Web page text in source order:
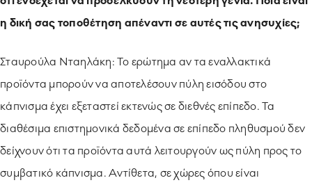
η δική σας τοποθέτηση απέναντι σε αυτές τις ανησυχίες;
Σταυρούλα Νταηλάκη: Το ερώτημα αν τα εναλλακτικά
προϊόντα μπορούν να αποτελέσουν πύλη εισόδου στο
κάπνισμα έχει εξεταστεί εκτενώς σε διεθνές επίπεδο. Τα
διαθέσιμα επιστημονικά δεδομένα σε επίπεδο πληθυσμού δεν
δείχνουν ότι τα προϊόντα αυτά λειτουργούν ως πύλη προς το
συμβατικό κάπνισμα. Αντίθετα, σε χώρες όπου είναι